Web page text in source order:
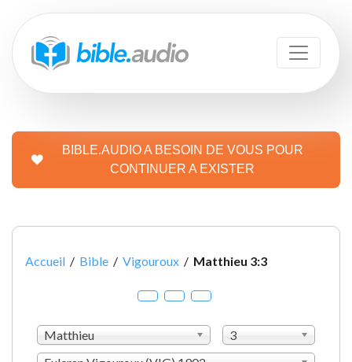
BIBLE.AUDIO A BESOIN DE VOUS POUR
CONTINUER A EXISTER
Accueil / Bible / Vigouroux / Matthieu 3:3
Matthieu
3